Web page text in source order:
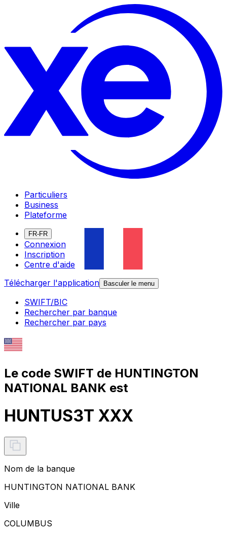
Particuliers
Business
Plateforme
FR-FR
Connexion
Inscription
Centre d'aide
Télécharger l'application
Basculer le menu
SWIFT/BIC
Rechercher par banque
Rechercher par pays
Le code SWIFT de HUNTINGTON
NATIONAL BANK est
HUNTUS3T XXX
Nom de la banque
HUNTINGTON NATIONAL BANK
Ville
COLUMBUS